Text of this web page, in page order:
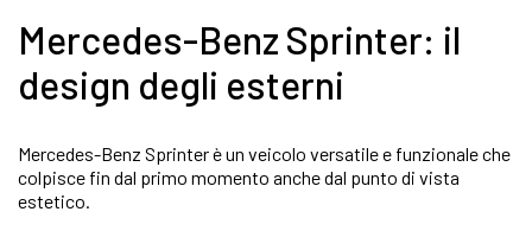
Mercedes-Benz Sprinter: il
design degli esterni
Mercedes-Benz Sprinter è un veicolo versatile e funzionale che
colpisce fin dal primo momento anche dal punto di vista
estetico.